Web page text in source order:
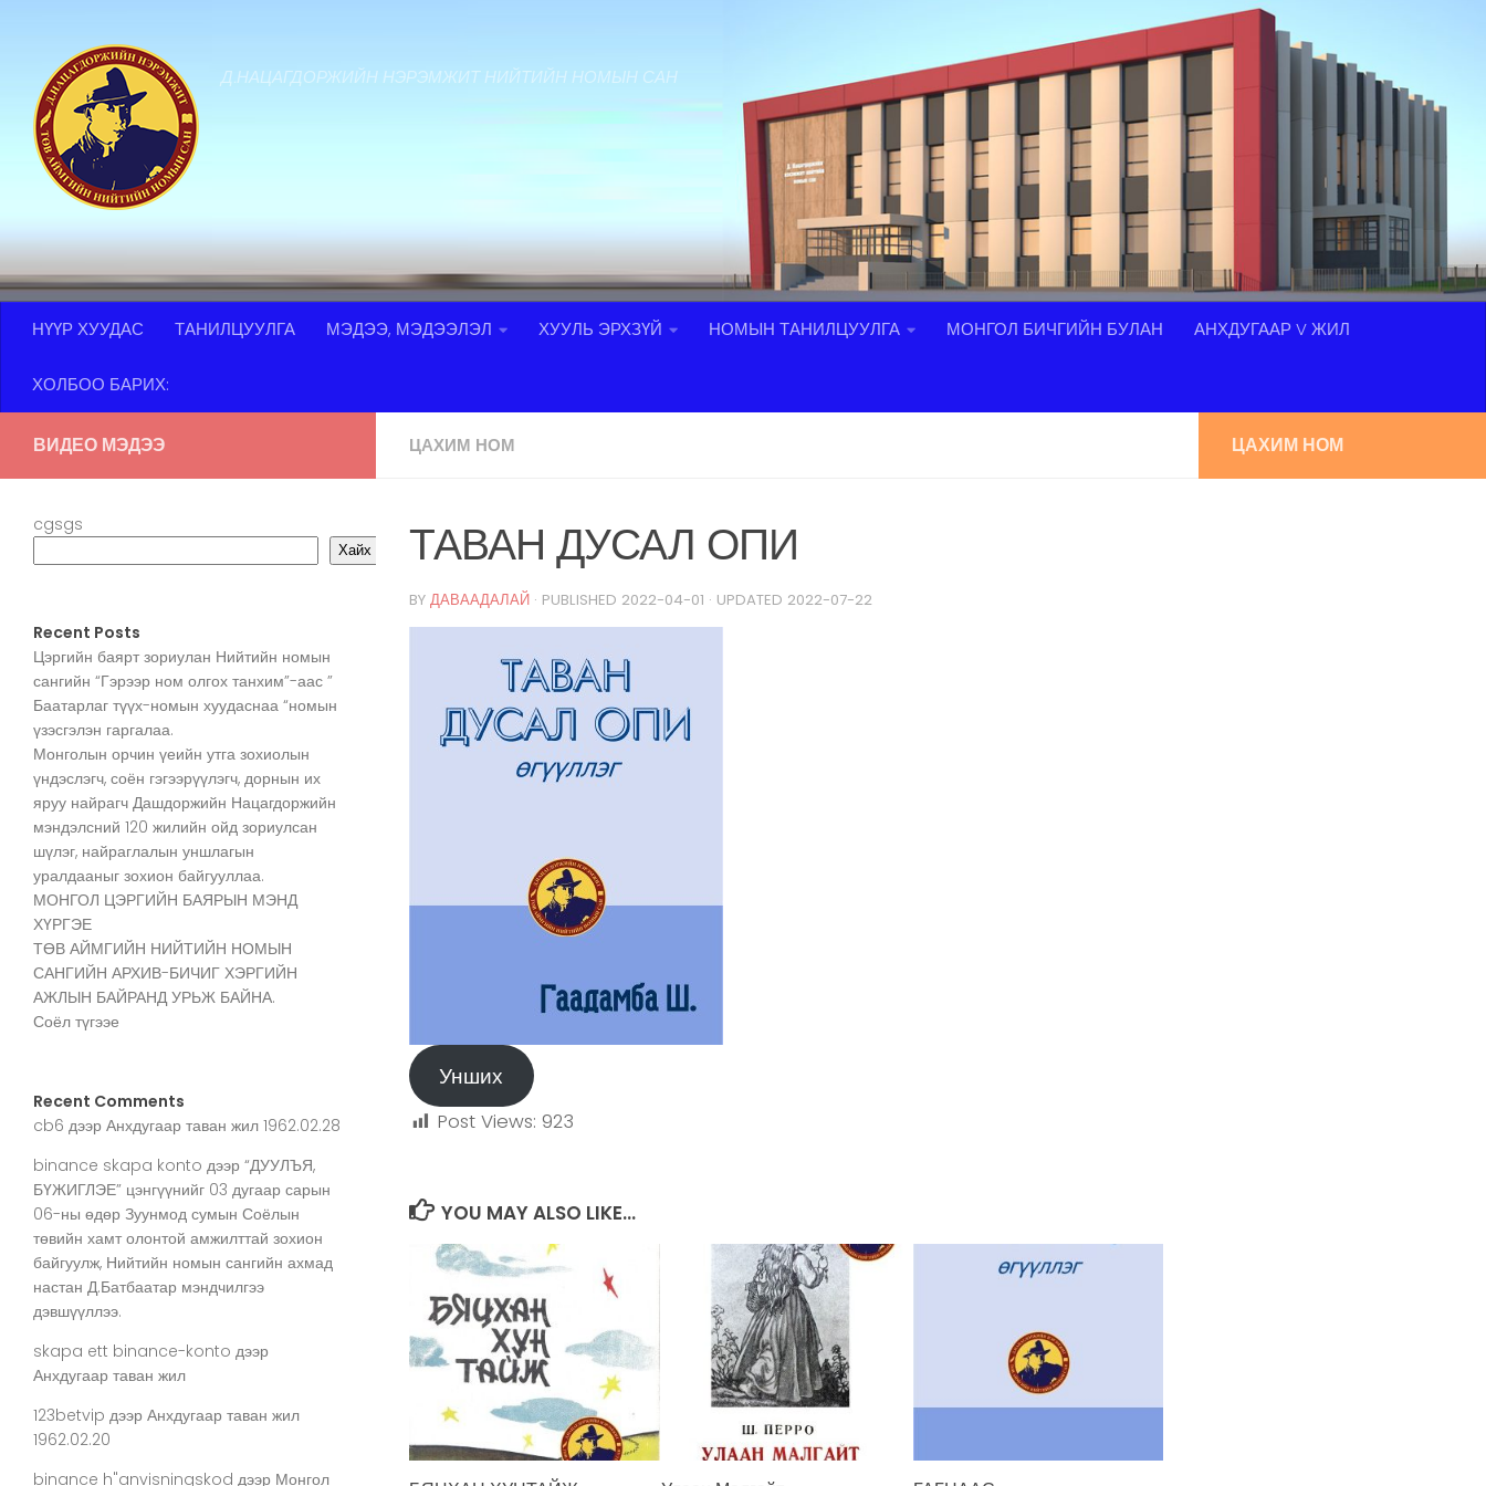
Д.НАЦАГДОРЖИЙН НЭРЭМЖИТ НИЙТИЙН НОМЫН САН
НҮҮР ХУУДАС ТАНИЛЦУУЛГА МЭДЭЭ, МЭДЭЭЛЭЛ ХУУЛЬ ЭРХЗҮЙ НОМЫН ТАНИЛЦУУЛГА МОНГОЛ БИЧГИЙН БУЛАН АНХДУГААР V ЖИЛ
ХОЛБОО БАРИХ:
ЦАХИМ НОМ
ТАВАН ДУСАЛ ОПИ
BY ДАВААДАЛАЙ · PUBLISHED 2022-04-01 · UPDATED 2022-07-22
Унших
Post Views: 923
YOU MAY ALSO LIKE...
ВИДЕО МЭДЭЭ
cgsgs
Хайх
Recent Posts
Цэргийн баярт зориулан Нийтийн номын
сангийн “Гэрээр ном олгох танхим”-аас ”
Баатарлаг түүх-номын хуудаснаа “номын
үзэсгэлэн гаргалаа.
Монголын орчин үеийн утга зохиолын
үндэслэгч, соён гэгээрүүлэгч, дорнын их
яруу найрагч Дашдоржийн Нацагдоржийн
мэндэлсний 120 жилийн ойд зориулсан
шүлэг, найраглалын уншлагын
уралдааныг зохион байгууллаа.
МОНГОЛ ЦЭРГИЙН БАЯРЫН МЭНД
ХҮРГЭЕ
ТӨВ АЙМГИЙН НИЙТИЙН НОМЫН
САНГИЙН АРХИВ-БИЧИГ ХЭРГИЙН
АЖЛЫН БАЙРАНД УРЬЖ БАЙНА.
Соёл түгээе
Recent Comments
cb6 дээр Анхдугаар таван жил 1962.02.28
binance skapa konto дээр “ДУУЛЪЯ,
БҮЖИГЛЭЕ” цэнгүүнийг 03 дугаар сарын
06-ны өдөр Зуунмод сумын Соёлын
төвийн хамт олонтой амжилттай зохион
байгуулж, Нийтийн номын сангийн ахмад
настан Д.Батбаатар мэндчилгээ
дэвшүүллээ.
skapa ett binance-konto дээр
Анхдугаар таван жил
123betvip дээр Анхдугаар таван жил
1962.02.20
binance h"anvisningskod дээр Монгол
ЦАХИМ НОМ